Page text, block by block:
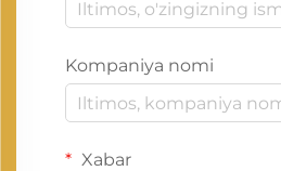
Kompaniya nomi
Xabar